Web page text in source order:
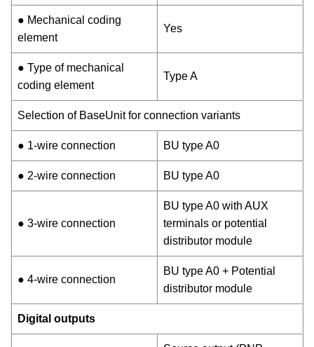
● Mechanical coding
element
Yes
● Type of mechanical
coding element
Type A
Selection of BaseUnit for connection variants
● 1-wire connection BU type A0
● 2-wire connection BU type A0
● 3-wire connection
BU type A0 with AUX
terminals or potential
distributor module
● 4-wire connection
BU type A0 + Potential
distributor module
Digital outputs